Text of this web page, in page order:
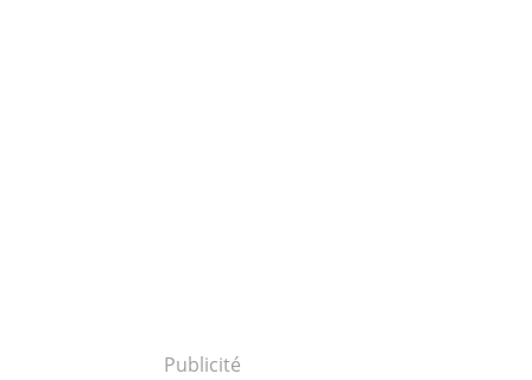
Publicité